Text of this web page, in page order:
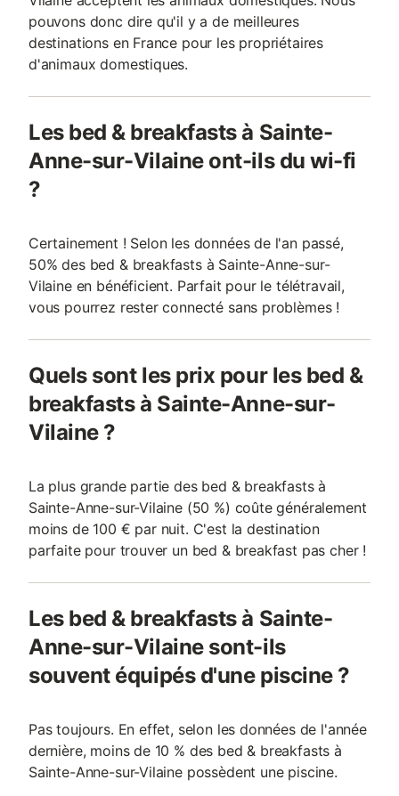
pouvons donc dire qu'il y a de meilleures
destinations en France pour les propriétaires
d'animaux domestiques.
Les bed & breakfasts à Sainte-
Anne-sur-Vilaine ont-ils du wi-fi
?
Certainement ! Selon les données de l'an passé,
50% des bed & breakfasts à Sainte-Anne-sur-
Vilaine en bénéficient. Parfait pour le télétravail,
vous pourrez rester connecté sans problèmes !
Quels sont les prix pour les bed &
breakfasts à Sainte-Anne-sur-
Vilaine ?
La plus grande partie des bed & breakfasts à
Sainte-Anne-sur-Vilaine (50 %) coûte généralement
moins de 100 € par nuit. C'est la destination
parfaite pour trouver un bed & breakfast pas cher !
Les bed & breakfasts à Sainte-
Anne-sur-Vilaine sont-ils
souvent équipés d'une piscine ?
Pas toujours. En effet, selon les données de l'année
dernière, moins de 10 % des bed & breakfasts à
Sainte-Anne-sur-Vilaine possèdent une piscine.